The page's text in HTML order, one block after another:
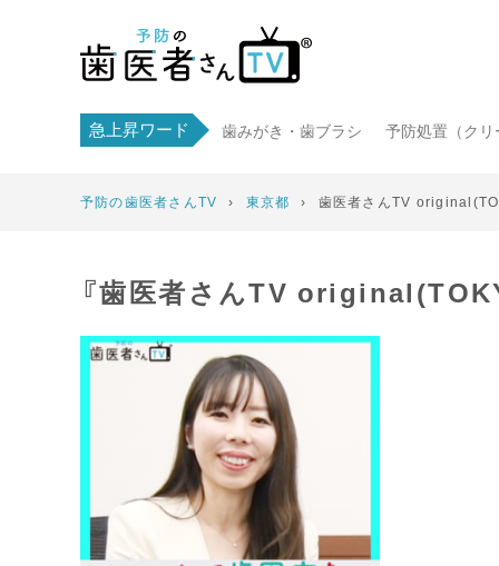
急上昇ワード 歯みがき・歯ブラシ 予防処置（ク
予防の歯医者さんTV › 東京都 › 歯医者さんTV
『歯医者さんTV